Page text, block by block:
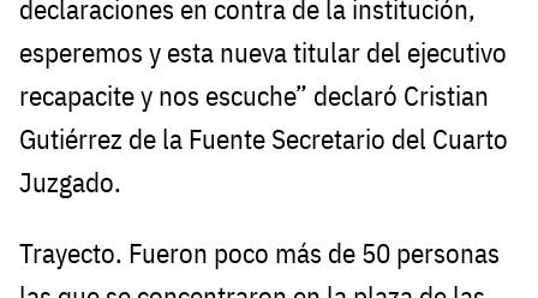
declaraciones en contra de la institución,
esperemos y esta nueva titular del ejecutivo
recapacite y nos escuche” declaró Cristian
Gutiérrez de la Fuente Secretario del Cuarto
Juzgado.
Trayecto. Fueron poco más de 50 personas